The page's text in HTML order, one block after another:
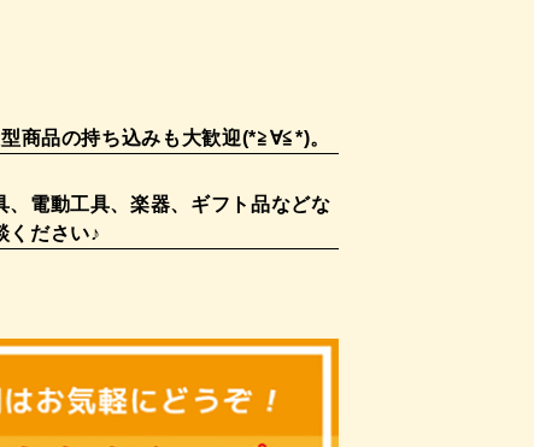
商品の持ち込みも大歓迎(*≧∀≦*)。
電動工具、楽器、ギフト品などな
ください♪